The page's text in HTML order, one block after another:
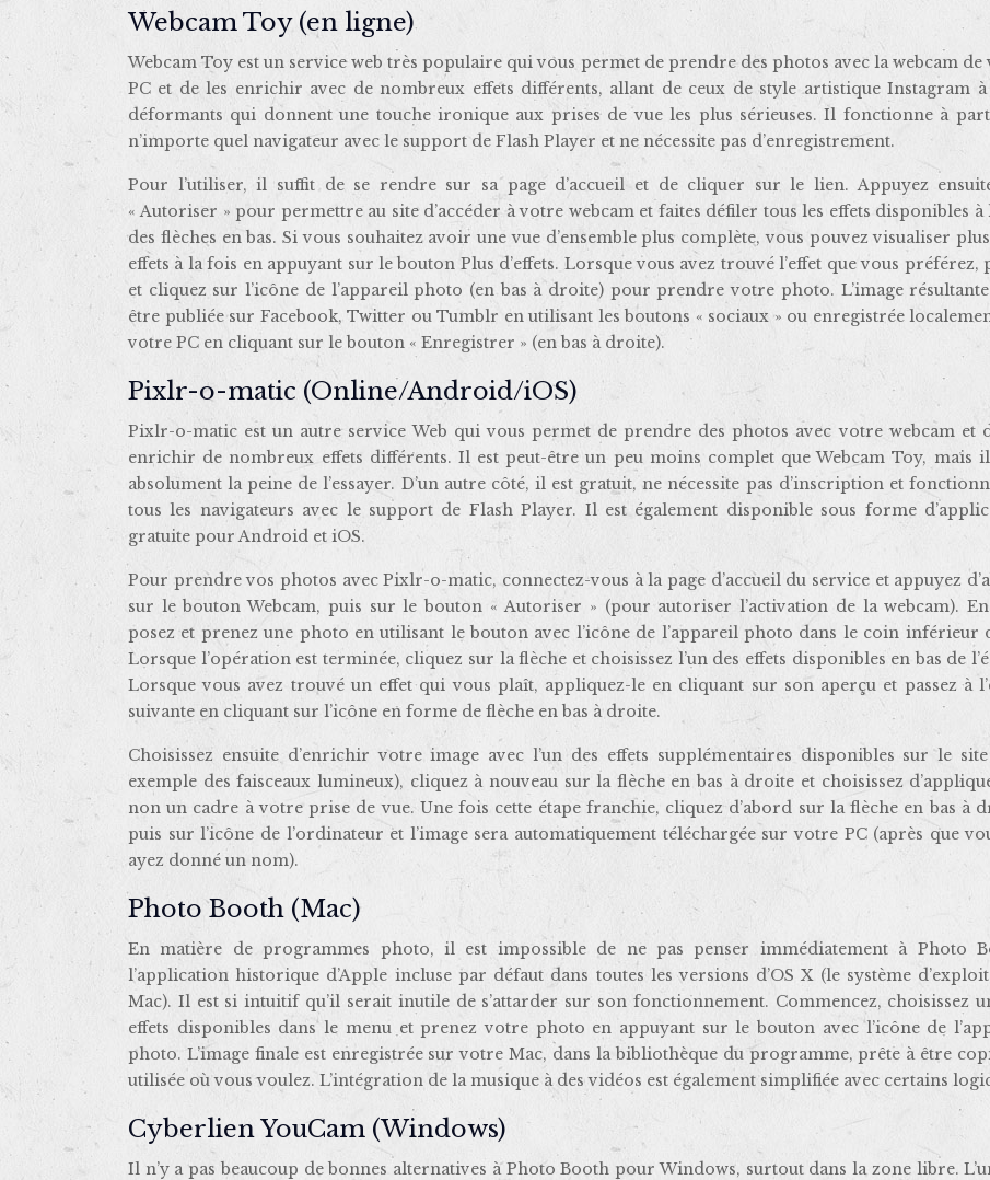
Webcam Toy (en ligne)
Webcam Toy est un service web très populaire qui vous permet de prendre des photos avec la webcam de
PC et de les enrichir avec de nombreux effets différents, allant de ceux de style artistique Instagram à
déformants qui donnent une touche ironique aux prises de vue les plus sérieuses. Il fonctionne à
n’importe quel navigateur avec le support de Flash Player et ne nécessite pas d’enregistrement.
Pour l’utiliser, il suffit de se rendre sur sa page d’accueil et de cliquer sur le lien. Appuyez
« Autoriser » pour permettre au site d’accéder à votre webcam et faites défiler tous les effets disponibles à
des flèches en bas. Si vous souhaitez avoir une vue d’ensemble plus complète, vous pouvez visualiser
effets à la fois en appuyant sur le bouton Plus d’effets. Lorsque vous avez trouvé l’effet que vous préférez,
et cliquez sur l’icône de l’appareil photo (en bas à droite) pour prendre votre photo. L’image
être publiée sur Facebook, Twitter ou Tumblr en utilisant les boutons « sociaux » ou enregistrée
votre PC en cliquant sur le bouton « Enregistrer » (en bas à droite).
Pixlr-o-matic (Online/Android/iOS)
Pixlr-o-matic est un autre service Web qui vous permet de prendre des photos avec votre webcam et
enrichir de nombreux effets différents. Il est peut-être un peu moins complet que Webcam Toy, mais
absolument la peine de l’essayer. D’un autre côté, il est gratuit, ne nécessite pas d’inscription et
tous les navigateurs avec le support de Flash Player. Il est également disponible sous forme
gratuite pour Android et iOS.
Pour prendre vos photos avec Pixlr-o-matic, connectez-vous à la page d’accueil du service et appuyez
sur le bouton Webcam, puis sur le bouton « Autoriser » (pour autoriser l’activation de la webcam).
posez et prenez une photo en utilisant le bouton avec l’icône de l’appareil photo dans le coin inférieur
Lorsque l’opération est terminée, cliquez sur la flèche et choisissez l’un des effets disponibles en bas de
Lorsque vous avez trouvé un effet qui vous plaît, appliquez-le en cliquant sur son aperçu et passez à
suivante en cliquant sur l’icône en forme de flèche en bas à droite.
Choisissez ensuite d’enrichir votre image avec l’un des effets supplémentaires disponibles sur le
exemple des faisceaux lumineux), cliquez à nouveau sur la flèche en bas à droite et choisissez
non un cadre à votre prise de vue. Une fois cette étape franchie, cliquez d’abord sur la flèche en bas à
puis sur l’icône de l’ordinateur et l’image sera automatiquement téléchargée sur votre PC (après que
ayez donné un nom).
Photo Booth (Mac)
En matière de programmes photo, il est impossible de ne pas penser immédiatement à Photo
l’application historique d’Apple incluse par défaut dans toutes les versions d’OS X (le système
Mac). Il est si intuitif qu’il serait inutile de s’attarder sur son fonctionnement. Commencez, choisissez
effets disponibles dans le menu et prenez votre photo en appuyant sur le bouton avec l’icône de
photo. L’image finale est enregistrée sur votre Mac, dans la bibliothèque du programme, prête à être
utilisée où vous voulez. L’intégration de la musique à des vidéos est également simplifiée avec certains
Cyberlien YouCam (Windows)
Il n’y a pas beaucoup de bonnes alternatives à Photo Booth pour Windows, surtout dans la zone libre.